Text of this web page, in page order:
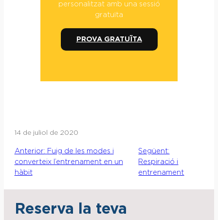
personalitzat amb una sessió
gratuïta
PROVA GRATUÏTA
14 de juliol de 2020
Anterior: Fuig de les modes i
converteix l’entrenament en un
hàbit
Següent:
Respiració i
entrenament
Reserva la teva